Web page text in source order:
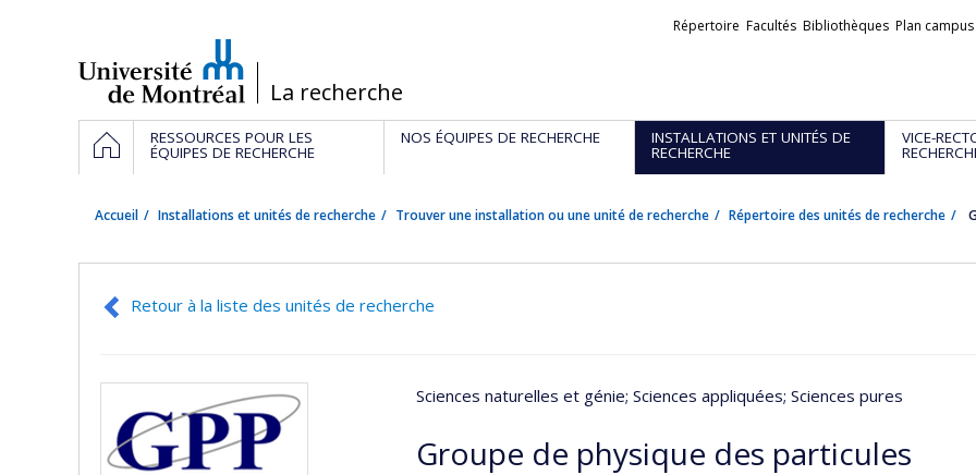
/La recherche
Liens
Répertoire Facultés Bibliothèques Plan campus
Navigation
principale
ACCUEILRESSOURCES POUR LES
ÉQUIPES DE RECHERCHE
NOS ÉQUIPES DE RECHERCHE INSTALLATIONS ET UNITÉS DE
RECHERCHE
VICE-
Accueil Installations et unités de recherche Trouver une installation ou une unité de recherche Répertoire des unités de recherche
Retour à la liste des unités de recherche
Sciences naturelles et génie; Sciences appliquées; Sciences pures
Groupe de physique des particules